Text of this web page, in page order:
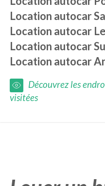
Location autocar
Location autocar
Location autocar
Location autocar
Découvrez les
visitées